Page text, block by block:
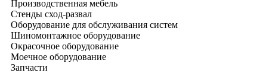
Производственная мебель
Стенды сход-развал
Оборудование для обслуживания систем
Шиномонтажное оборудование
Окрасочное оборудование
Моечное оборудование
Запчасти